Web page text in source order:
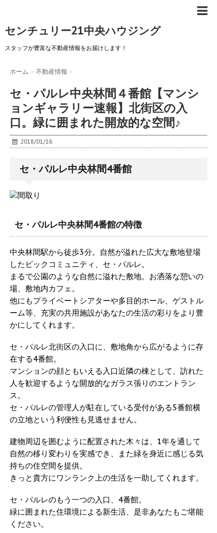
センチュリー21中央ハウジング
スタッフが豊富な不動産情報をお届けします！
ホーム > 不動産情報 >
セ・パルレ中央林間４番館【マンシ
ョンギャラリー速報】北街区の入
口。緑に囲まれた開放的な空間♪
2018/01/16
セ・パルレ中央林間4番館
セ・パルレ中央林間4番館の特徴
中央林間駅から徒歩3分。自然が溢れた広大な敷地登場
したビックコミュニティ、セ・パルレ。
まるで公園のような自然に溢れた敷地。お洒落な憩いの
場、敷地内カフェ。
他にもプライベートシアターや多目的ホール、ゲストル
ーム等、充実の共用施設があなたの生活の彩りをより豊
かにしてくれます。
セ・パルレ北街区の入口に、敷地角から広がるように存
在する4番館。
マンションの顔ともいえる入口近隣の棟として、訪れた
人を歓迎するような開放的なガラス張りのエントラン
ス。
セ・パルレの管理人が駐在している受付がある5番館横
の立地という利便性も見逃せません。
建物周辺を囲むように配置された木々は、1年を通して
自然の移り変わりを実感でき、また緑を身近に感じる気
持ちの住空間を提供。
きっと貴方にワンランク上の生活を一助してくれます。
セ・パルレのもう一つの入口、4番館。
緑に囲まれた住環境による新生活、是非あなたもご堪能
ください。